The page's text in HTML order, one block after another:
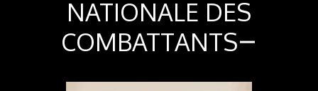
NATIONALE DES
COMBATTANTS